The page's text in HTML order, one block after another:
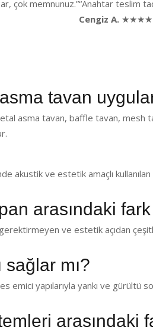
çok memnunuz.”“Anahtar teslim
Cengiz A.
tavan
asma tavan, baffle tavan, mesh
ve estetik amaçlı
arasındaki
ve estetik açıdan
sağlar mı?
yapılarıyla yankı ve gürültü
arasındaki